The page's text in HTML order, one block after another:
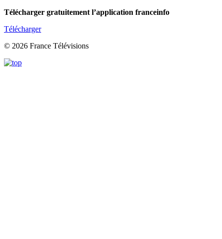
Télécharger gratuitement l’application franceinfo
Télécharger
© 2026 France Télévisions